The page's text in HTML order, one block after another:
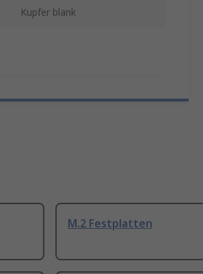
Kupfer blank
M.2 Festplatten